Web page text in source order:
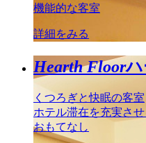
機能的な客室
詳細をみる
Hearth Floor
くつろぎと快眠の客室
ホテル滞在を充実させ
おもてなし